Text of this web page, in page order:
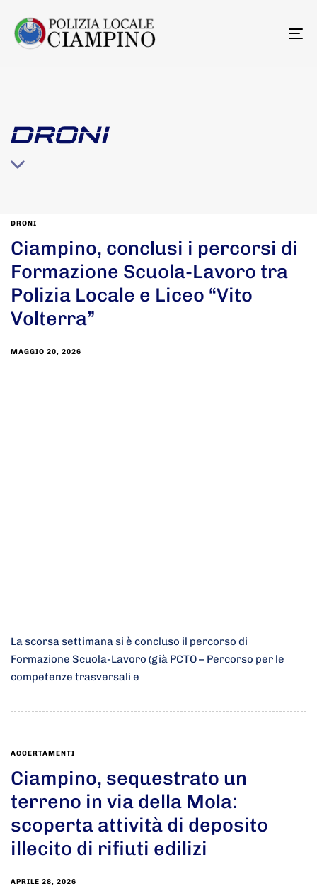
DRONI
DRONI
Ciampino, conclusi i percorsi di
Formazione Scuola-Lavoro tra
Polizia Locale e Liceo “Vito
Volterra”
MAGGIO 20, 2026
La scorsa settimana si è concluso il percorso di
Formazione Scuola-Lavoro (già PCTO – Percorso per le
competenze trasversali e
ACCERTAMENTI
Ciampino, sequestrato un
terreno in via della Mola:
scoperta attività di deposito
illecito di rifiuti edilizi
APRILE 28, 2026